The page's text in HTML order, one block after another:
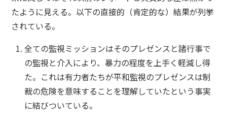
たように見える。以下の直接的（肯定的な）結果が列挙
されている。
全ての監視ミッションはそのプレゼンスと諸行事で
の監視と介入により、暴力の程度を上手く軽減し得
た。これは有力者たちが平和監視のプレゼンスは制
裁の危険を意味することを理解していたという事実
に結びついている。